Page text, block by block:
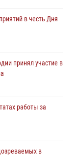
в честь Дня
принял участие в
работы за
в